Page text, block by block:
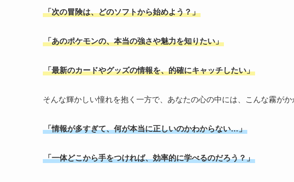
「次の冒険は、どのソフトから始めよう？」
「あのポケモンの、本当の強さや魅力を知りたい」
「最新のカードやグッズの情報を、的確にキャッチしたい」
そんな輝かしい憧れを抱く一方で、あなたの心の中には、こんな霧がか
「情報が多すぎて、何が本当に正しいのかわからない…」
「一体どこから手をつければ、効率的に学べるのだろう？」